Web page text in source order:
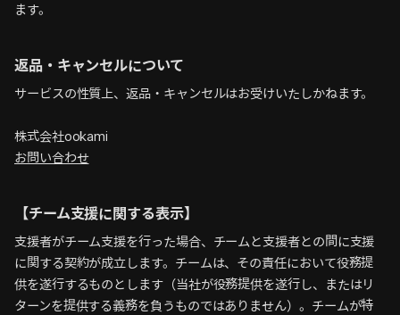
ます。
返品・キャンセルについて
サービスの性質上、返品・キャンセルはお受けいたしかねます。
株式会社ookami
お問い合わせ
【チーム支援に関する表示】
支援者がチーム支援を行った場合、チームと支援者との間に支援
に関する契約が成立します。チームは、その責任において役務提
供を遂行するものとします（当社が役務提供を遂行し、またはリ
ターンを提供する義務を負うものではありません）。チームが特